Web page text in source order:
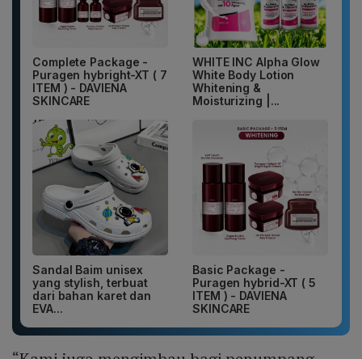
Complete Package -
Puragen hybright-XT ( 7
ITEM ) - DAVIENA
SKINCARE
WHITE INC Alpha Glow
White Body Lotion
Whitening &
Moisturizing |...
Sandal Baim unisex
yang stylish, terbuat
dari bahan karet dan
EVA...
Basic Package -
Puragen hybrid-XT ( 5
ITEM ) - DAVIENA
SKINCARE